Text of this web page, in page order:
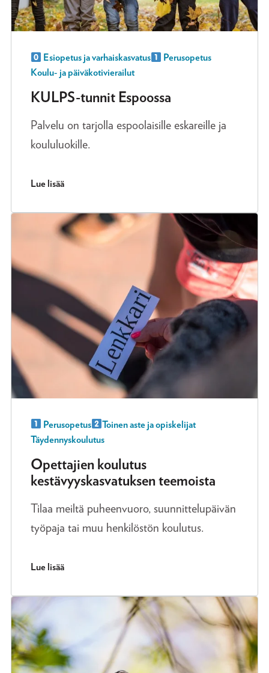
Esiopetus ja varhaiskasvatus
Perusopetus
Koulu- ja päiväkotivierailut
KULPS-tunnit Espoossa
Palvelu on tarjolla espoolaisille eskareille ja
koululuokille.
Lue lisää
Perusopetus
Toinen aste ja opiskelijat
Täydennyskoulutus
Opettajien koulutus
kestävyyskasvatuksen teemoista
Tilaa meiltä puheenvuoro, suunnittelupäivän
työpaja tai muu henkilöstön koulutus.
Lue lisää